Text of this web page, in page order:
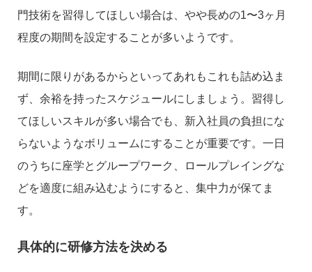
門技術を習得してほしい場合は、やや長めの1〜3ヶ月
程度の期間を設定することが多いようです。
期間に限りがあるからといってあれもこれも詰め込ま
ず、余裕を持ったスケジュールにしましょう。習得し
てほしいスキルが多い場合でも、新入社員の負担にな
らないようなボリュームにすることが重要です。一日
のうちに座学とグループワーク、ロールプレイングな
どを適度に組み込むようにすると、集中力が保てま
す。
具体的に研修方法を決める